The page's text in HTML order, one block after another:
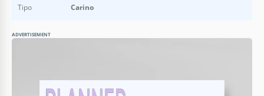
Tipo
Carino
ADVERTISEMENT